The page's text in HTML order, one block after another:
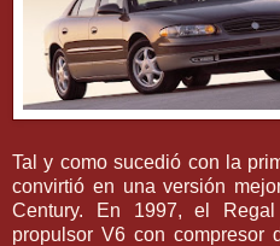
Tal y como sucedió con la
convirtió en una versión
Century. En 1997, el
propulsor V6 con compresor